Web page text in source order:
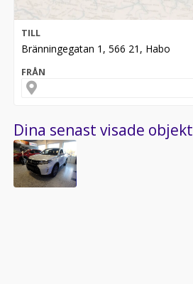
TILL
Bränningegatan 1, 566 21, Habo
FRÅN
Dina senast visade objekt